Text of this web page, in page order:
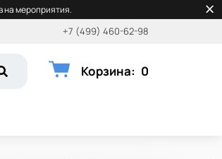
на мероприятия.
+7 (499) 460-62-98
Корзина: 0